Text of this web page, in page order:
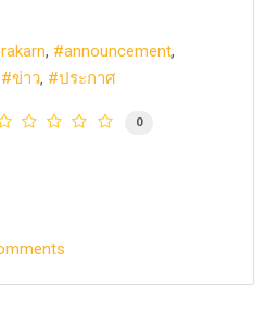
announcement
ข่าว ประกาศ
0